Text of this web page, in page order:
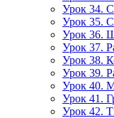
Урок 34.
Урок 35.
Урок 36.
Урок 37.
Урок 38.
Урок 39.
Урок 40.
Урок 41.
Урок 42.